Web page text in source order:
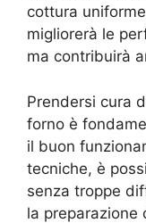
cottura
migliorerà le
ma contribuirà
Prendersi cura
forno è
il buon
tecniche, è
senza troppe
la preparazione